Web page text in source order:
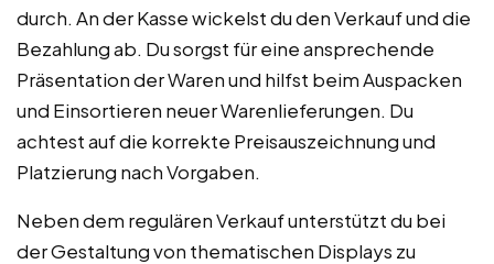
durch. An der Kasse wickelst du den Verkauf und die
Bezahlung ab. Du sorgst für eine ansprechende
Präsentation der Waren und hilfst beim Auspacken
und Einsortieren neuer Warenlieferungen. Du
achtest auf die korrekte Preisauszeichnung und
Platzierung nach Vorgaben.
Neben dem regulären Verkauf unterstützt du bei
der Gestaltung von thematischen Displays zu